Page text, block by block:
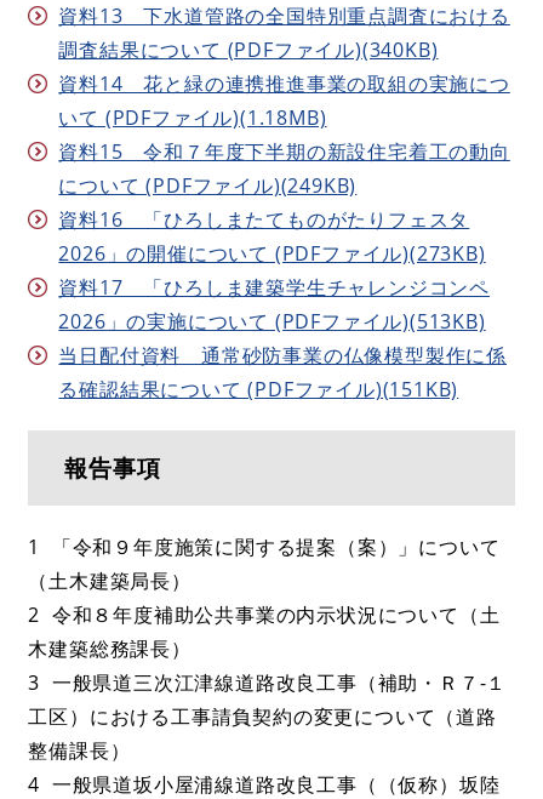
資料13 下水道管路の全国特別重点調査における
調査結果について (PDFファイル)(340KB)
資料14 花と緑の連携推進事業の取組の実施につ
いて (PDFファイル)(1.18MB)
資料15 令和７年度下半期の新設住宅着工の動向
について (PDFファイル)(249KB)
資料16 「ひろしまたてものがたりフェスタ
2026」の開催について (PDFファイル)(273KB)
資料17 「ひろしま建築学生チャレンジコンペ
2026」の実施について (PDFファイル)(513KB)
当日配付資料 通常砂防事業の仏像模型製作に係
る確認結果について (PDFファイル)(151KB)
報告事項
1 「令和９年度施策に関する提案（案）」について
（土木建築局長）
2 令和８年度補助公共事業の内示状況について（土
木建築総務課長）
3 一般県道三次江津線道路改良工事（補助・Ｒ７-１
工区）における工事請負契約の変更について（道路
整備課長）
4 一般県道坂小屋浦線道路改良工事（（仮称）坂陸